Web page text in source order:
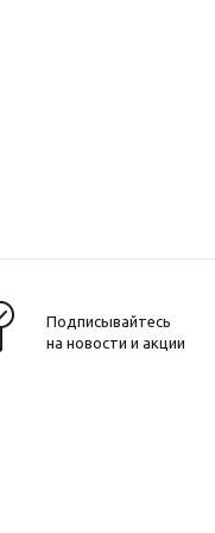
Подписывайтесь
на новости и акции